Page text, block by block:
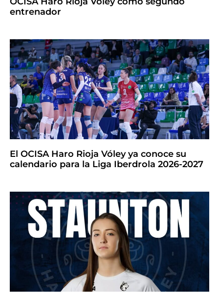
entrenador
El OCISA Haro Rioja Vóley ya conoce su
calendario para la Liga Iberdrola 2026-2027